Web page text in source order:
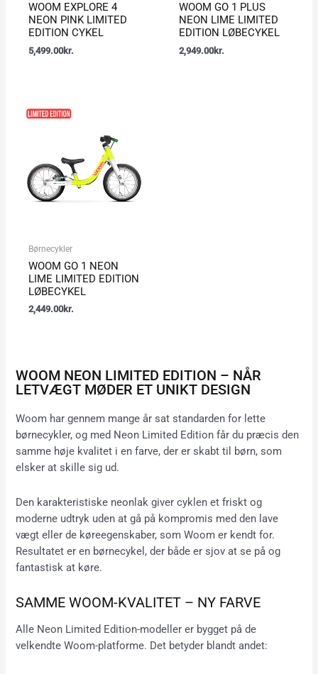
WOOM EXPLORE 4
NEON PINK LIMITED
EDITION CYKEL
5,499.00kr.
WOOM GO 1 PLUS
NEON LIME LIMITED
EDITION LØBECYKEL
2,949.00kr.
Børnecykler
WOOM GO 1 NEON
LIME LIMITED EDITION
LØBECYKEL
2,449.00kr.
WOOM NEON LIMITED EDITION – NÅR
LETVÆGT MØDER ET UNIKT DESIGN
Woom har gennem mange år sat standarden for lette
børnecykler, og med Neon Limited Edition får du præcis den
samme høje kvalitet i en farve, der er skabt til børn, som
elsker at skille sig ud.
Den karakteristiske neonlak giver cyklen et friskt og
moderne udtryk uden at gå på kompromis med den lave
vægt eller de køreegenskaber, som Woom er kendt for.
Resultatet er en børnecykel, der både er sjov at se på og
fantastisk at køre.
SAMME WOOM-KVALITET – NY FARVE
Alle Neon Limited Edition-modeller er bygget på de
velkendte Woom-platforme. Det betyder blandt andet: